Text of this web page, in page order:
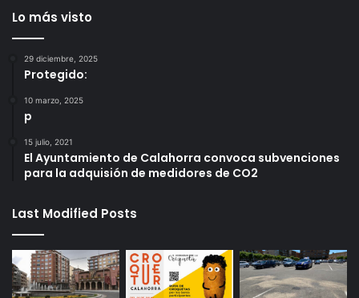
Lo más visto
29 diciembre, 2025
Protegido:
10 marzo, 2025
p
15 julio, 2021
El Ayuntamiento de Calahorra convoca subvenciones
para la adquisión de medidores de CO2
Last Modified Posts